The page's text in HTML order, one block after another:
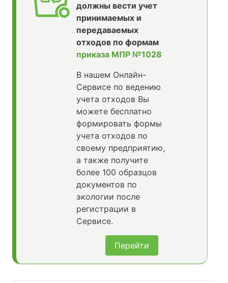
должны вести учет
принимаемых и
передаваемых
отходов по формам
приказа МПР №1028
В нашем Онлайн-
Сервисе по ведению
учета отходов Вы
можете бесплатно
формировать формы
учета отходов по
своему предприятию,
а также получите
более 100 образцов
документов по
экологии после
регистрации в
Сервисе.
Перейти